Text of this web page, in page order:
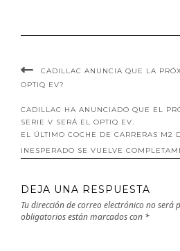
CADILLAC ANUNCIA QUE LA
OPTIQ EV?
CADILLAC HA ANUNCIADO QUE EL
SERIE V SERÁ EL OPTIQ EV.
EL ÚLTIMO COCHE DE CARRERAS M2
INESPERADO SE VUELVE
DEJA UNA RESPUESTA
Tu dirección de correo electrónico no será
obligatorios están marcados con *